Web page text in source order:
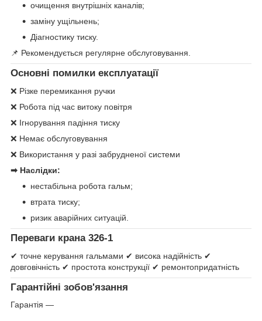
очищення внутрішніх каналів;
заміну ущільнень;
Діагностику тиску.
📌 Рекомендується регулярне обслуговування.
Основні помилки експлуатації
❌ Різке перемикання ручки
❌ Робота під час витоку повітря
❌ Ігнорування падіння тиску
❌ Немає обслуговування
❌ Використання у разі забрудненої системи
➡ Наслідки:
нестабільна робота гальм;
втрата тиску;
ризик аварійних ситуацій.
Переваги крана 326-1
✔ точне керування гальмами ✔ висока надійність ✔
довговічність ✔ простота конструкції ✔ ремонтопридатність
Гарантійні зобов'язання
Гарантія —